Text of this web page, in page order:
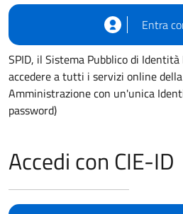
Entra
SPID, il Sistema Pubblico di
accedere a tutti i servizi online
Amministrazione con un'unica
password)
Accedi con CIE-ID